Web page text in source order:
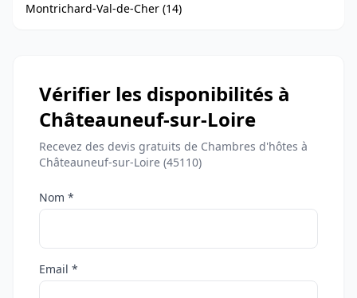
Montrichard-Val-de-Cher (14)
Vérifier les disponibilités à
Châteauneuf-sur-Loire
Recevez des devis gratuits de Chambres d'hôtes à
Châteauneuf-sur-Loire (45110)
Nom *
Email *